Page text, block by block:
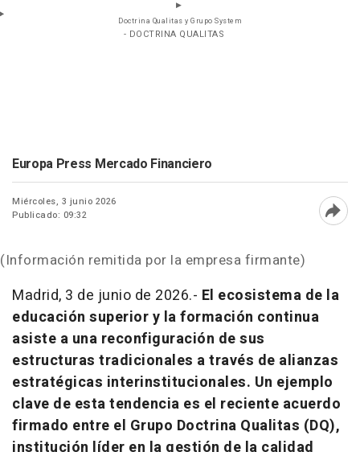
Doctrina Qualitas y Grupo System
- DOCTRINA QUALITAS
Europa Press Mercado Financiero
Miércoles, 3 junio 2026
Publicado: 09:32
(Información remitida por la empresa firmante)
Madrid, 3 de junio de 2026.- El ecosistema de la
educación superior y la formación continua
asiste a una reconfiguración de sus
estructuras tradicionales a través de alianzas
estratégicas interinstitucionales. Un ejemplo
clave de esta tendencia es el reciente acuerdo
firmado entre el Grupo Doctrina Qualitas (DQ),